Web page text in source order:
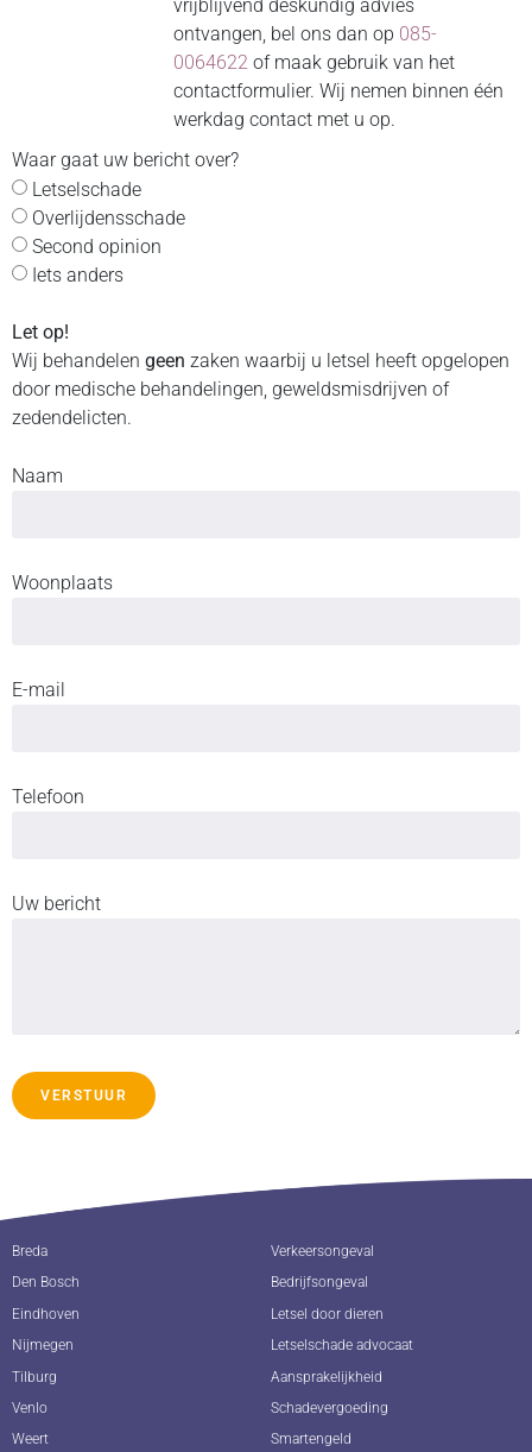
vrijblijvend deskundig advies
ontvangen, bel ons dan op 085-
0064622 of maak gebruik van het
contactformulier. Wij nemen binnen één
werkdag contact met u op.
Waar gaat uw bericht over?
Letselschade
Overlijdensschade
Second opinion
Iets anders
Let op!
Wij behandelen geen zaken waarbij u letsel heeft opgelopen
door medische behandelingen, geweldsmisdrijven of
zedendelicten.
Naam
Woonplaats
E-mail
Telefoon
Uw bericht
VERSTUUR
Breda
Den Bosch
Eindhoven
Nijmegen
Tilburg
Venlo
Weert
Verkeersongeval
Bedrijfsongeval
Letsel door dieren
Letselschade advocaat
Aansprakelijkheid
Schadevergoeding
Smartengeld